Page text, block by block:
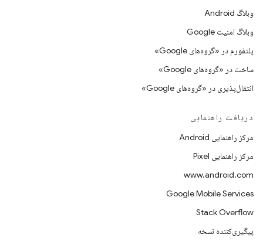
وبلاگ Android
وبلاگ امنیت Google
پلتفورم در «گروه‌های Google»
ساخت در «گروه‌های Google»
انتقال‌پذیری در «گروه‌های Google»
دریافت راهنمایی
مرکز راهنمایی Android
مرکز راهنمایی Pixel
www.android.com
Google Mobile Services
Stack Overflow
پیگیری‌کننده نسخه